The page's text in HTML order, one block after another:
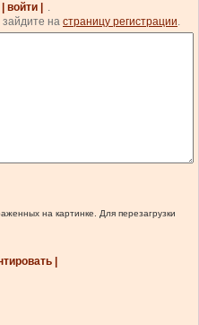
| войти |
.
на страницу регистрации.
на картинке. Для перезагрузки
|